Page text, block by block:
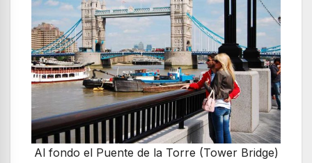
Al fondo el Puente de la Torre (Tower Bridge)